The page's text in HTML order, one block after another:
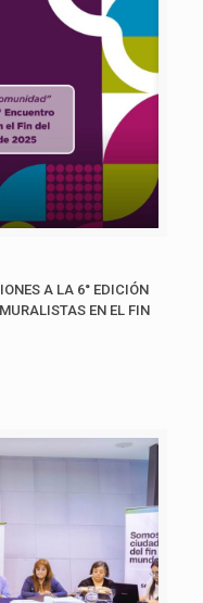
A LA 6° EDICIÓN
EN EL FIN